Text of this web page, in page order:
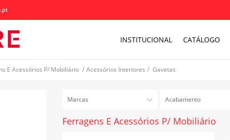
INSTITUCIONAL CATÁLOGO
E Acessórios P/ Mobiliário / Acessórios Interiores / Gavetas
Marcas Acabamento
Ferragens E Acessórios P/ Mobiliário